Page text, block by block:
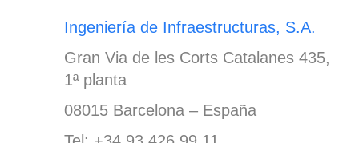
Ingeniería de Infraestructuras, S.A.
Gran Via de les Corts Catalanes 435,
1ª planta
08015 Barcelona – España